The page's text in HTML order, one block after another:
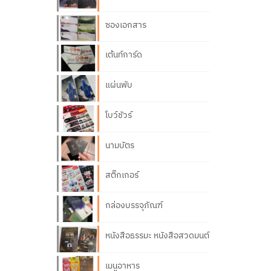
ซองเอกสาร
เต้นท์การ์ด
แผ่นพับ
โบว์ชัวร์
นามบัตร
สติ๊กเกอร์
กล่องบรรจุภัณฑ์
หนังสือธรรมะ หนังสือสวดมนต์
เมนูอาหาร